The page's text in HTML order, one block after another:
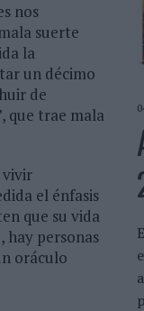
nos
suerte
la
un décimo
de
que trae mala
vivir
el énfasis
que su vida
hay personas
oráculo